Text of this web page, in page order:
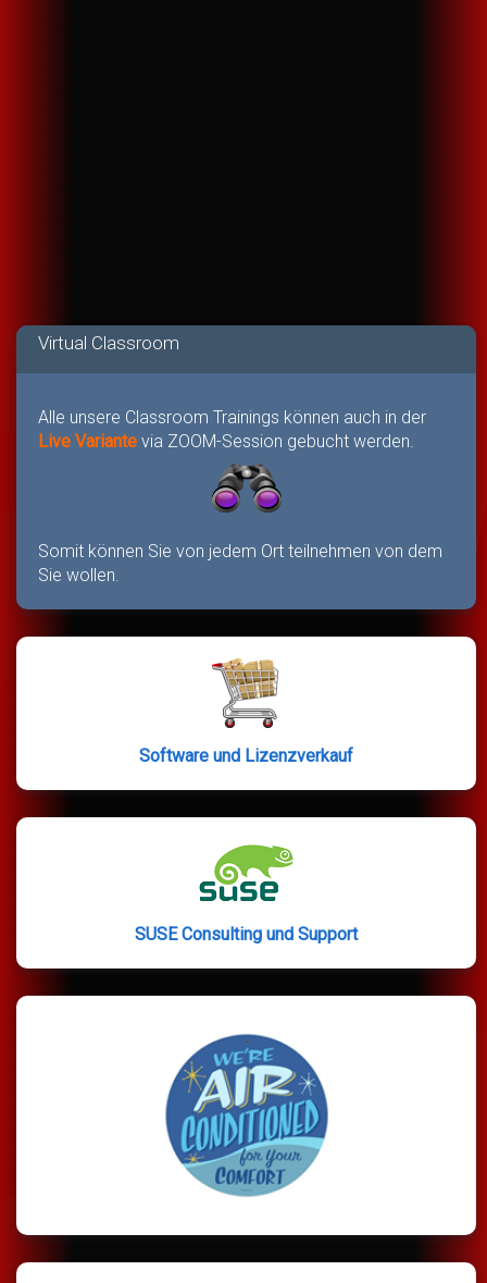
Virtual Classroom
Alle unsere Classroom Trainings können auch in der
Live Variante via ZOOM-Session gebucht werden.
Somit können Sie von jedem Ort teilnehmen von dem
Sie wollen.
Software und Lizenzverkauf
SUSE Consulting und Support